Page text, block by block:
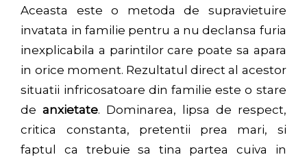
Aceasta este o metoda de supravietuire
invatata in familie pentru a nu declansa furia
inexplicabila a parintilor care poate sa apara
in orice moment. Rezultatul direct al acestor
situatii infricosatoare din familie este o stare
deanxietate. Dominarea, lipsa de respect,
critica constanta, pretentii prea mari, si
faptul ca trebuie sa tina partea cuiva in